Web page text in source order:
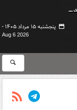
پنجشنبه ۱۵ مرداد ۱۴۰۵ -
Aug 6 2026